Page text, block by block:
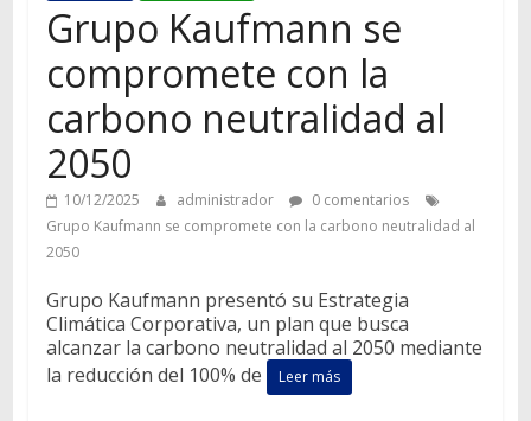
Grupo Kaufmann se
compromete con la
carbono neutralidad al
2050
10/12/2025 administrador
0 comentarios
Grupo Kaufmann se compromete con la carbono neutralidad al
2050
Grupo Kaufmann presentó su Estrategia
Climática Corporativa, un plan que busca
alcanzar la carbono neutralidad al 2050 mediante
la reducción del 100% de
Leer más